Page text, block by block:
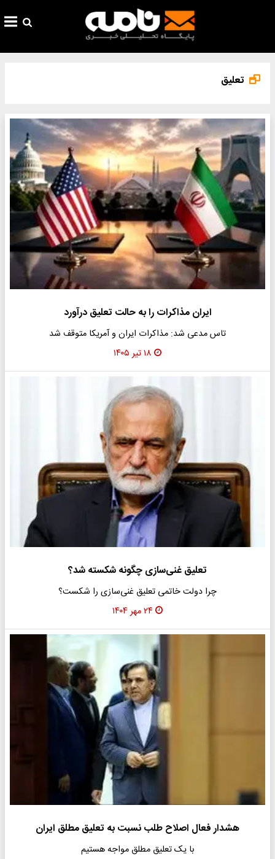
تعلیق
ایران مذاکرات را به حالت تعلیق درآورد
تاس مدعی شد: مذاکرات ایران و آمریکا متوقف شد
۱۸ تیر ۱۴۰۵
تعلیق غنی‌سازی چگونه شکسته شد؟
چرا دولت خاتمی تعلیق غنی‌سازی را شکست؟
۲۴ مهر ۱۴۰۴
هشدار فعال اصلاح طلب نسبت به تعلیق مطلق ایران
با یک تعلیق مطلق مواجه هستیم